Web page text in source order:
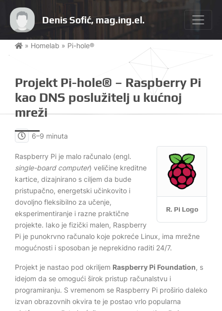
Denis Sofić, mag.ing.el.
Projekt Pi-hole® – Raspberry Pi
kao DNS poslužitelj u kućnoj
mreži
» Homelab » Pi-hole®
6–9 minuta
R. Pi Logo
Raspberry Pi je malo računalo (engl.
single-board computer) veličine kreditne
kartice, dizajnirano s ciljem da bude
pristupačno, energetski učinkovito i
dovoljno fleksibilno za učenje,
eksperimentiranje i razne praktične
projekte. Iako je fizički malen, Raspberry
Pi je punokrvno računalo koje pokreće Linux, ima mrežne
mogućnosti i sposoban je neprekidno raditi 24/7.
Projekt je nastao pod okriljem Raspberry Pi Foundation, s
idejom da se omogući širok pristup računalstvu i
programiranju. S vremenom se Raspberry Pi proširio daleko
izvan obrazovnih okvira te je postao vrlo popularna